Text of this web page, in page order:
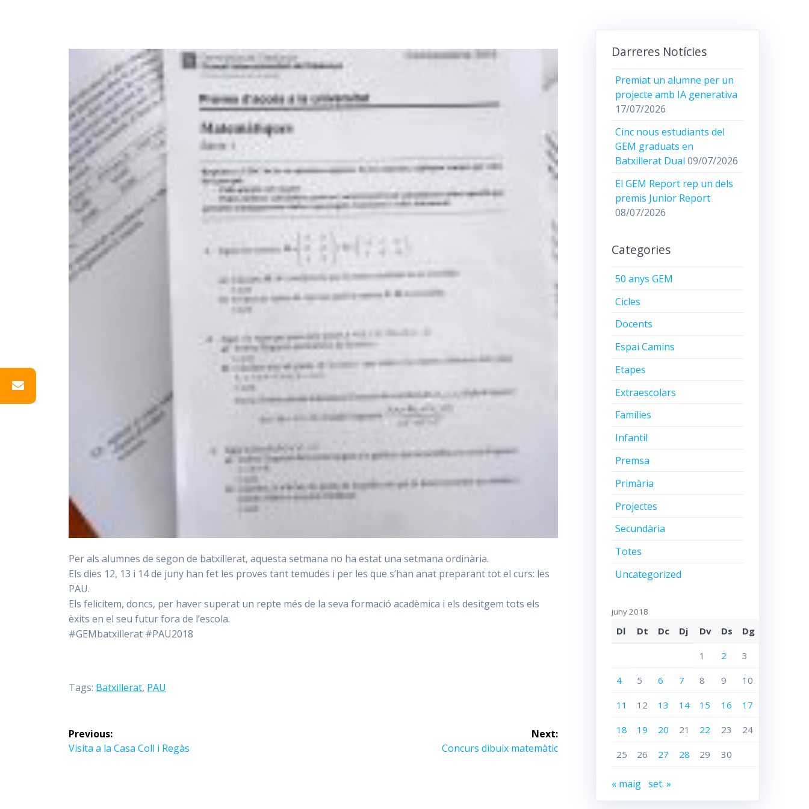
Per als alumnes de segon de batxillerat, aquesta setmana no ha estat una setmana ordinària.
Els dies 12, 13 i 14 de juny han fet les proves tant temudes i per les que s’han anat preparant tot el curs: les
PAU.
Els felicitem, doncs, per haver superat un repte més de la seva formació acadèmica i els desitgem tots els
èxits en el seu futur fora de l’escola.
#GEMbatxillerat #PAU2018
Tags: Batxillerat, PAU
Navegació
d'entrades
Previous:
Previous
Visita a la Casa Coll i Regàs
Next:
Next
Concurs dibuix matemàtic
Darreres Notícies
Premiat un alumne per un
projecte amb IA generativa
17/07/2026
Cinc nous estudiants del
GEM graduats en
Batxillerat Dual 09/07/2026
El GEM Report rep un dels
premis Junior Report
08/07/2026
Categories
50 anys GEM
Cicles
Docents
Espai Camins
Etapes
Extraescolars
Famílies
Infantil
Premsa
Primària
Projectes
Secundària
Totes
Uncategorized
juny 2018
Dl Dt Dc Dj Dv Ds Dg
1 2 3
4 5 6 7 8 9 10
11 12 13 14 15 16 17
18 19 20 21 22 23 24
25 26 27 28 29 30
« maig set. »